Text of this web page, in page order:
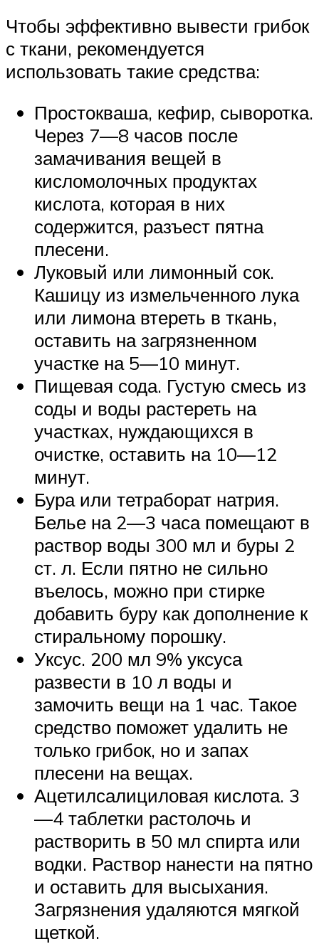
Чтобы эффективно вывести грибок
с ткани, рекомендуется
использовать такие средства:
Простокваша, кефир, сыворотка.
Через 7—8 часов после
замачивания вещей в
кисломолочных продуктах
кислота, которая в них
содержится, разъест пятна
плесени.
Луковый или лимонный сок.
Кашицу из измельченного лука
или лимона втереть в ткань,
оставить на загрязненном
участке на 5—10 минут.
Пищевая сода. Густую смесь из
соды и воды растереть на
участках, нуждающихся в
очистке, оставить на 10—12
минут.
Бура или тетраборат натрия.
Белье на 2—3 часа помещают в
раствор воды 300 мл и буры 2
ст. л. Если пятно не сильно
въелось, можно при стирке
добавить буру как дополнение к
стиральному порошку.
Уксус. 200 мл 9% уксуса
развести в 10 л воды и
замочить вещи на 1 час. Такое
средство поможет удалить не
только грибок, но и запах
плесени на вещах.
Ацетилсалициловая кислота. 3
—4 таблетки растолочь и
растворить в 50 мл спирта или
водки. Раствор нанести на пятно
и оставить для высыхания.
Загрязнения удаляются мягкой
щеткой.